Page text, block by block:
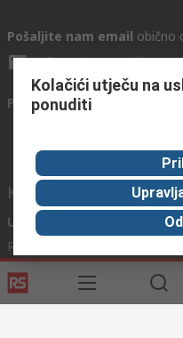
Pošaljite nam email obično
info@primotronic.hr
Povežite se s nama
Korisne poveznice
Usluge
Registrirajte
Delivery
Payment
RS u svijetu
Korporacija
Kolačići utječu na
ponuditi